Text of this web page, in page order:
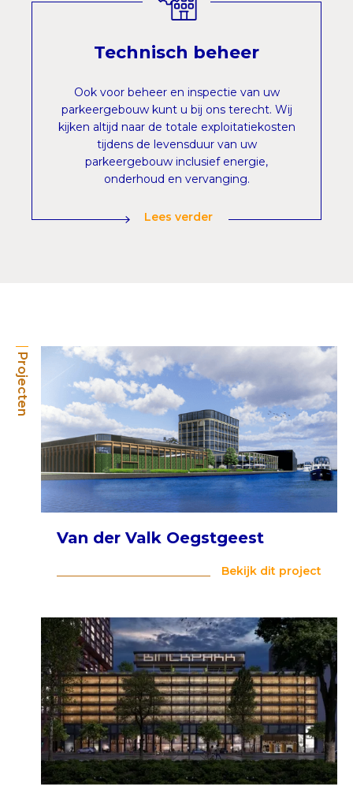
Technisch beheer
Ook voor beheer en inspectie van uw
parkeergebouw kunt u bij ons terecht. Wij
kijken altijd naar de totale exploitatiekosten
tijdens de levensduur van uw
parkeergebouw inclusief energie,
onderhoud en vervanging.
Lees verder
Projecten
Van der Valk Oegstgeest
Bekijk dit project